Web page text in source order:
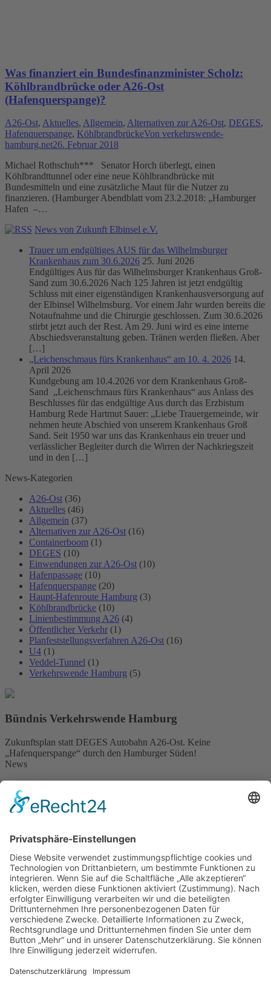
Was finanziert ein Bundesfinanzminister Scholz:
Köhlbrandbrücke oder A26-Ost
(Hafenquerspange)?
A26-Ost, Aktuelles, Allgemein, Alternativen zur A26-Ost, DEGES,
Hafenquerspange, KöhlbrandbrückeVon verkehrswende-
hamburg.net26. Februar 2018
Michael Rothschuh*** Senator Horch überlegt, einen
Köhlbrandttunnel oder eine neue Köhlbrandbrücke mit
Bundesmitteln und eine zusätzliche Maut für die Nutzer zu
finanzieren. (Hamburger Abendblatt vom 23.2.2018: „Hamburger
Hafen –…
News von Zukunft Elbinsel e.V.
Trauer um endgültiges AUS für das Wilhelmsburger
Krankenhaus zum 30.6.2026 25. Juni 2026
Endgültiges Aus für das Wilhelmsburger Krankenhaus Groß-
Sand zum 30.6.2026 Nach 125 Jahren ist jetzt endgültig
Schluss mit einer eigenständigen Krankenhausversorgung auf
der Elbinsel Wilhelmsburg. Vor einem Jahr wurden bereits die
Notaufnahme und die Chirurgie geschlossen. Zum 30.6.2026
stirbt jetzt auch der Rest. Am 29. Juni wird es eine interne
Abschiedsveranstaltung geben. Tränen werden fließen. Aber
[…]
„Leichenschmaus fürs Krankenhaus“ am 10. 4. 2026 14.
April 2026
Kundgebung am 10.4.2026 vor dem Krankenhaus Groß-
Sand „Leichenschmaus fürs Krankenhaus“ aus Anlass des
Beschlusses für das endgültige Aus durch das Erzbistum
Hamburg Rede Hartmut Sauer: „Liebe Trauergemeinde, wir
nehmen heute Abschied von unserem Krankenhaus Groß
Sand. Seit 1950 war uns das Krankenhaus ein treuer und
verlässlicher Begleiter durch die Wirren der Nachkriegszeit
und in den […]
News-Kategorien
A26-Ost (36)
Aktuelles (46)
Allgemein (37)
Alternativen zur A26-Ost (16)
Containerboom (1)
DEGES (10)
Einwendungen zur A26-Ost (10)
Hafenpassage (10)
Hafenquerspange (20)
Haupt-Hafenroute Hamburg (3)
Köhlbrandbrücke (10)
Linienbestimmung A26 (4)
Öffentlicher Verkehr (1)
Planfeststellungsverfahren A26-Ost (16)
U4 (1)
Veddel-Tunnel (1)
Verkehrswende Hamburg (5)
Bündnis Verkehrswende Hamburg
Zukunftsplan statt DEGES Autobahn A26-Ost. Keine
„Hafenquerspange“ durch den Hamburger Süden!
News
Georg
13. Mai 2024
23. April 2023
Hamburger Klimaschutzbewegung
10. März 2023
News von Zukunft Elbinsel e.V.
Trauer um endgültiges AUS für das Wilhelmsburger
Krankenhaus zum 30.6.2026 25. Juni 2026
„Leichenschmaus fürs Krankenhaus“ am 10. 4. 2026 14.
April 2026
Erzbistum Hamburg beschliesst endgültiges Aus für
Krankenhaus Groß-Sand 22. März 2026
Neuer Flyer – Zukunft Elbinsel Wilhelmsburg stellt sich vor